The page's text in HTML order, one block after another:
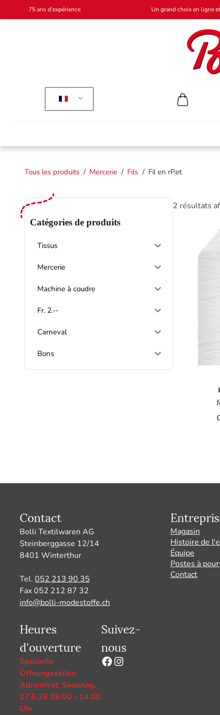
75 ans d'expérience Un grand choix en ligne
Tous les produits / Mercerie / Fils / Fil en rPet
Catégories de produits
Tissus
Mercerie
Machine à coudre
Fr. 2.--
Carneval
Bons
2 résultats
Contact
Bolli Textilwaren AG
Steinberggasse 12/14
8401 Winterthur
Tel. 052 213 90 35
Fax 052 212 87 32
info@bolli-modestoffe.ch
Heures
d'ouverture
Spezielle
Öffnungszeiten
Albanifest: Samstag,
27.6.26 09.00 - 14.00
Uhr
Suivez-
nous
Facebook
Instagram
Magasin
Histoire de
Équipe
Postes à
Contact